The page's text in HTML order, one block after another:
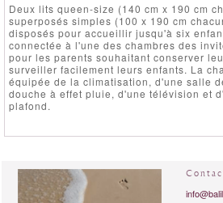
Deux lits queen-size (140 cm x 190 cm
superposés simples (100 x 190 cm
disposés pour accueillir jusqu'à six
connectée à l'une des chambres des
pour les parents souhaitant conserver
surveiller facilement leurs enfants. La
équipée de la climatisation, d'une salle
douche à effet pluie, d'une télévision et
plafond.